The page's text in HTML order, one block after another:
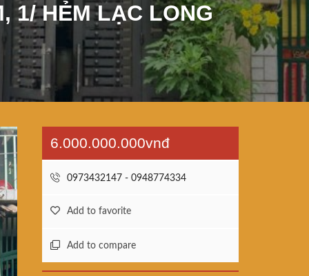
1/ HẺM LẠC LONG
6.000.000.000vnđ
0973432147 - 0948774334
Add to favorite
Add to compare